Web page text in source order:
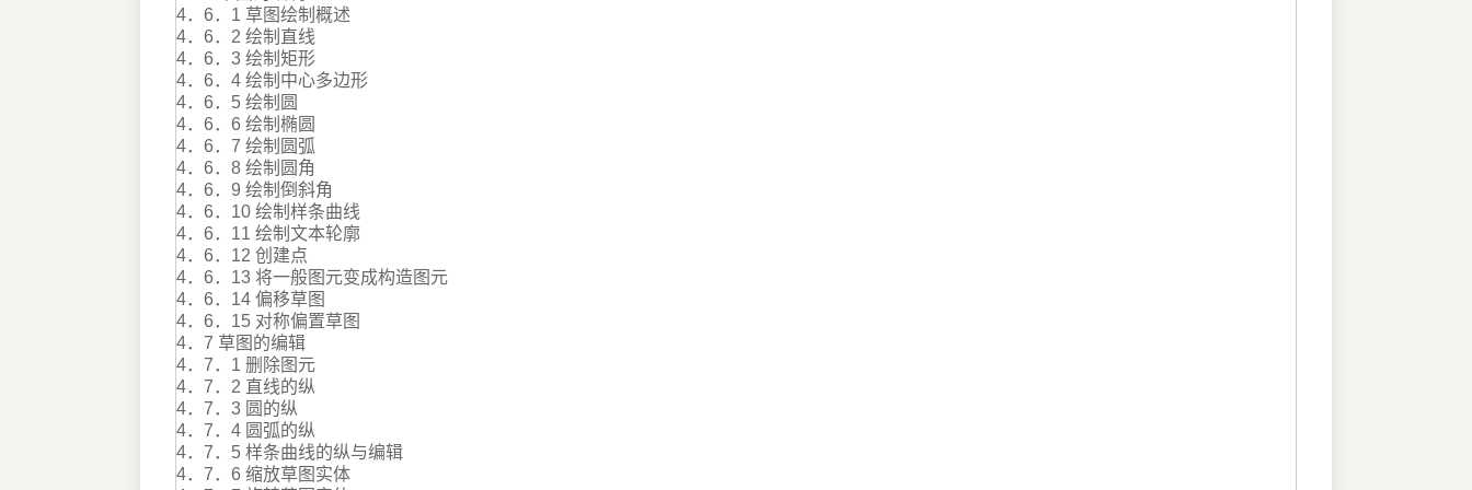
4．6．1 草图绘制概述
4．6．2 绘制直线
4．6．3 绘制矩形
4．6．4 绘制中心多边形
4．6．5 绘制圆
4．6．6 绘制椭圆
4．6．7 绘制圆弧
4．6．8 绘制圆角
4．6．9 绘制倒斜角
4．6．10 绘制样条曲线
4．6．11 绘制文本轮廓
4．6．12 创建点
4．6．13 将一般图元变成构造图元
4．6．14 偏移草图
4．6．15 对称偏置草图
4．7 草图的编辑
4．7．1 删除图元
4．7．2 直线的纵
4．7．3 圆的纵
4．7．4 圆弧的纵
4．7．5 样条曲线的纵与编辑
4．7．6 缩放草图实体